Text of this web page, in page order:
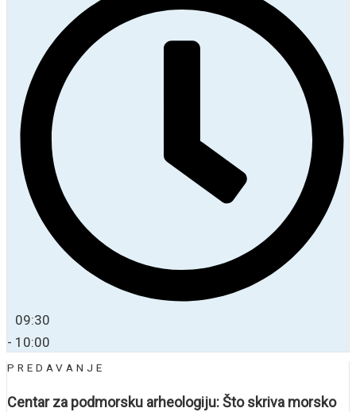
09:30
- 10:00
PREDAVANJE
Centar za podmorsku arheologiju: Što skriva morsko